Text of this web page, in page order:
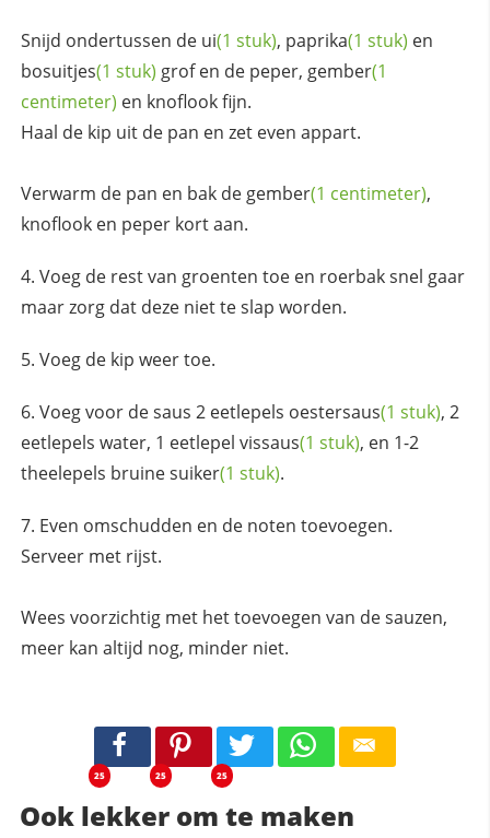
Snijd ondertussen de ui(1 stuk), paprika(1 stuk) en
bosuitjes(1 stuk) grof en de peper, gember(1
centimeter) en knoflook fijn.
Haal de kip uit de pan en zet even appart.
Verwarm de pan en bak de gember(1 centimeter),
knoflook en peper kort aan.
Voeg de rest van groenten toe en roerbak snel gaar
maar zorg dat deze niet te slap worden.
Voeg de kip weer toe.
Voeg voor de saus 2 eetlepels oestersaus(1 stuk), 2
eetlepels water, 1 eetlepel vissaus(1 stuk), en 1-2
theelepels bruinesuiker(1 stuk).
Even omschudden en de noten toevoegen.
Serveer met rijst.
Wees voorzichtig met het toevoegen van de sauzen,
meer kan altijd nog, minder niet.
25 25 25
Ook lekker om te maken